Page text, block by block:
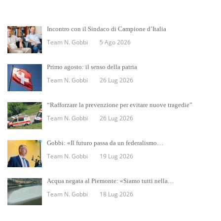
Incontro con il Sindaco di Campione d’Italia
Team N. Gobbi 5 Ago 2026
Primo agosto: il senso della patria
Team N. Gobbi 26 Lug 2026
“Rafforzare la prevenzione per evitare nuove tragedie”
Team N. Gobbi 26 Lug 2026
Gobbi: «Il futuro passa da un federalismo…
Team N. Gobbi 19 Lug 2026
Acqua negata al Piemonte: «Siamo tutti nella…
Team N. Gobbi 18 Lug 2026